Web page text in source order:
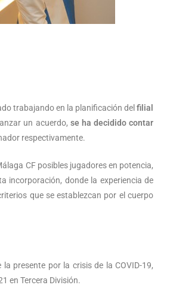
trabajando en la planificación del filial
un acuerdo, se ha decidido contar
respectivamente.
CF posibles jugadores en potencia,
incorporación, donde la experiencia de
que se establezcan por el cuerpo
presente por la crisis de la COVID-19,
en Tercera División.